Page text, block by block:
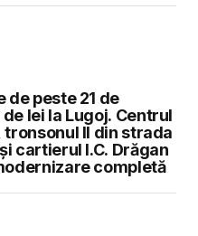
de peste 21 de
lei la Lugoj. Centrul
tronsonul II din strada
cartierul I.C. Drăgan
completă